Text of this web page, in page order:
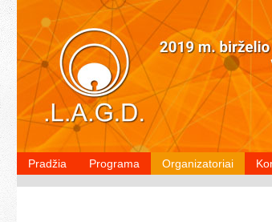
Pradžia Programa Organizatoriai